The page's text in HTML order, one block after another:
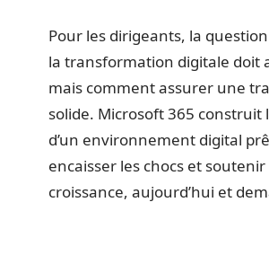
Pour les dirigeants, la question
la transformation digitale doit
mais comment assurer une
solide. Microsoft 365 construit
d’un environnement digital
encaisser les chocs et soutenir
croissance, aujourd’hui et